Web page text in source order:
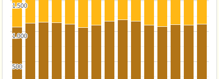
500
500
1.000
1.000
1.500
1.500